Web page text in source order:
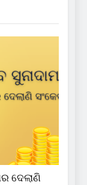
ଦେଲାଣି